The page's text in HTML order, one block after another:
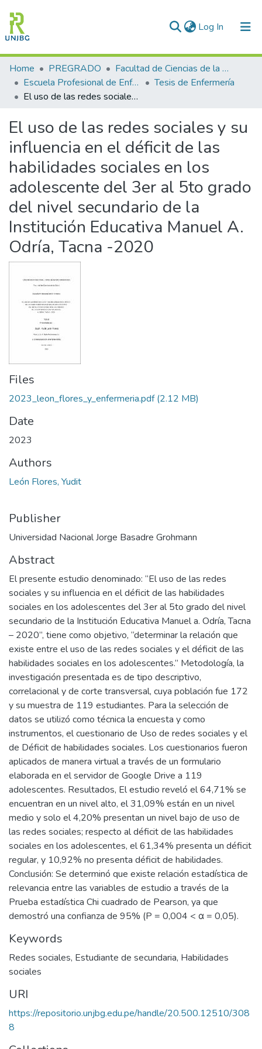
Log In (current)
Communities & Collections
All of DSpace
Enviar tesis
Home PREGRADO
Facultad de Ciencias de la Salud
Escuela Profesional de Enfermería
Tesis de Enfermería
El uso de las redes sociales y su influencia en el déficit de las habilidades sociales en los adolescente del 3er al 5to grado del nivel secundario de la Institución Educativa Manuel A. Odría, Tacna -2020
El uso de las redes sociales y su
influencia en el déficit de las
habilidades sociales en los
adolescente del 3er al 5to grado
del nivel secundario de la
Institución Educativa Manuel A.
Odría, Tacna -2020
Files
2023_leon_flores_y_enfermeria.pdf(2.12 MB)
Date
2023
Authors
León Flores, Yudit
Publisher
Universidad Nacional Jorge Basadre Grohmann
Abstract
El presente estudio denominado: “El uso de las redes
sociales y su influencia en el déficit de las habilidades
sociales en los adolescentes del 3er al 5to grado del nivel
secundario de la Institución Educativa Manuel a. Odría, Tacna
– 2020”, tiene como objetivo, “determinar la relación que
existe entre el uso de las redes sociales y el déficit de las
habilidades sociales en los adolescentes.” Metodología, la
investigación presentada es de tipo descriptivo,
correlacional y de corte transversal, cuya población fue 172
y su muestra de 119 estudiantes. Para la selección de
datos se utilizó como técnica la encuesta y como
instrumentos, el cuestionario de Uso de redes sociales y el
de Déficit de habilidades sociales. Los cuestionarios fueron
aplicados de manera virtual a través de un formulario
elaborada en el servidor de Google Drive a 119
adolescentes. Resultados, El estudio reveló el 64,71% se
encuentran en un nivel alto, el 31,09% están en un nivel
medio y solo el 4,20% presentan un nivel bajo de uso de
las redes sociales; respecto al déficit de las habilidades
sociales en los adolescentes, el 61,34% presenta un déficit
regular, y 10,92% no presenta déficit de habilidades.
Conclusión: Se determinó que existe relación estadística de
relevancia entre las variables de estudio a través de la
Prueba estadística Chi cuadrado de Pearson, ya que
demostró una confianza de 95% (P = 0,004 < α = 0,05).
Keywords
Redes sociales, Estudiante de secundaria, Habilidades
sociales
URI
https://repositorio.unjbg.edu.pe/handle/20.500.12510/308
8